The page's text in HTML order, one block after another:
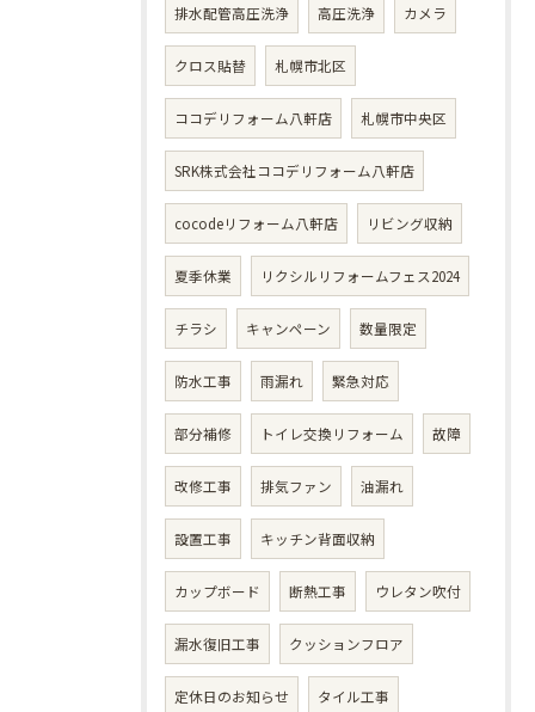
排水配管高圧洗浄 高圧洗浄 カメラ
クロス貼替 札幌市北区
ココデリフォーム八軒店 札幌市中央区
SRK株式会社ココデリフォーム八軒店
cocodeリフォーム八軒店 リビング収納
夏季休業 リクシルリフォームフェス2024
チラシ キャンペーン 数量限定
防水工事 雨漏れ 緊急対応
部分補修 トイレ交換リフォーム 故障
改修工事 排気ファン 油漏れ
設置工事 キッチン背面収納
カップボード 断熱工事 ウレタン吹付
漏水復旧工事 クッションフロア
定休日のお知らせ タイル工事